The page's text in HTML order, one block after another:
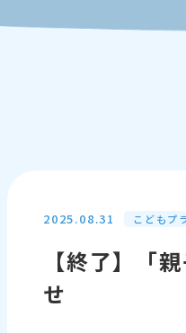
2025.08.31 こどもプ
【終了】「
せ